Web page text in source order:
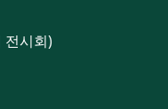
전시회)